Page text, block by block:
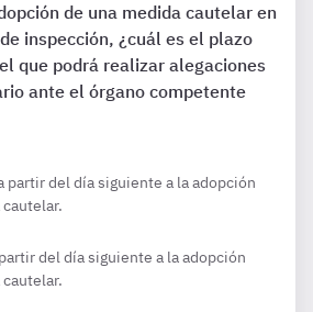
de una medida cautelar en
inspección, ¿cuál es el plazo
que podrá realizar alegaciones
ante el órgano competente
partir del día siguiente a la adopción
del día siguiente a la adopción